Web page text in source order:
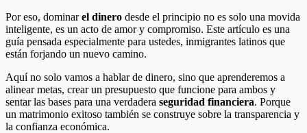
Por eso, dominarel dinero desde el principio no es solo una movida
inteligente, es un acto de amor y compromiso. Este artículo es una
guía pensada especialmente para ustedes, inmigrantes latinos que
están forjando un nuevo camino.
Aquí no solo vamos a hablar de dinero, sino que aprenderemos a
alinear metas, crear un presupuesto que funcione para ambos y
sentar las bases para una verdadera seguridad financiera. Porque
un matrimonio exitoso también se construye sobre la transparencia y
la confianza económica.